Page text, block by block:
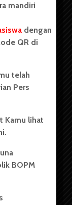
merupakan
dikelola
Utara
salah satu
Sumatera
mandiri
dengan
QR di
telah
Pers
Kamu lihat
BOPM